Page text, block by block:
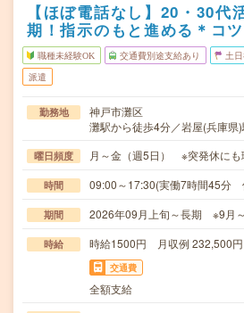
【ほぼ電話なし】20・30代
期！指示のもと進める＊コ
職種未経験OK 交通費別途支給あり 土
派遣
勤務地
神戸市灘区
灘駅から徒歩4分／岩屋(兵庫県
曜日頻度 月～金（週5日） ※突発休にも
時間 09:00～17:30(実働7時間45分
期間 2026年09月上旬～長期 ※9月
時給 時給1500円 月収例 232,500円
交通費
全額支給